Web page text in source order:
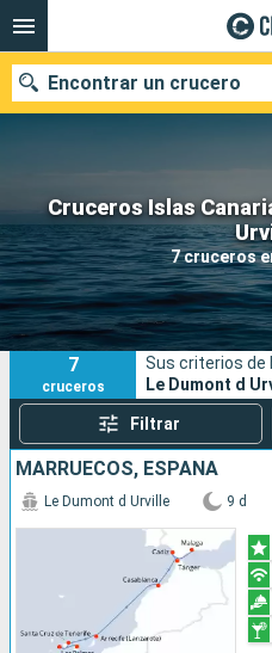
Cruceros Islas
7 cruceros
Encontrar un crucero
Nuestros destinos
Fecha de salida
Puertos
7
cruceros
Sus criterios de
Le Dumont d
Filtrar
MARRUECOS, ESPAÑA
Le Dumont d Urville 9 d